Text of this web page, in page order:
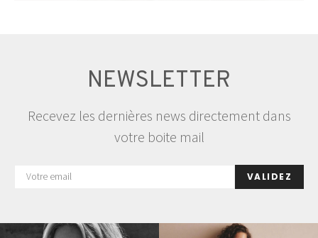
NEWSLETTER
Recevez les dernières news directement dans
votre boite mail
VALIDEZ